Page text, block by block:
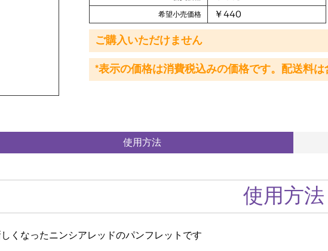
希望小売価格 ￥440
ご購入いただけません
*表示の価格は消費税込みの価格です。配送料は
使用方法
使用方法
しくなったニンシアレッドのパンフレットです